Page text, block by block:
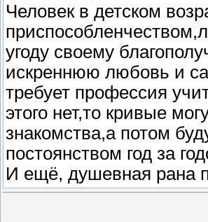
Человек в детском
угоду своему
искреннюю любовь и
требует профессия
этого нет,то кривые
знакомства,а потом
постоянством год за
И ещё, душевная рана